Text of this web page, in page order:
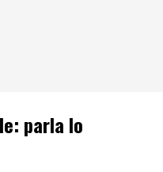
parla lo